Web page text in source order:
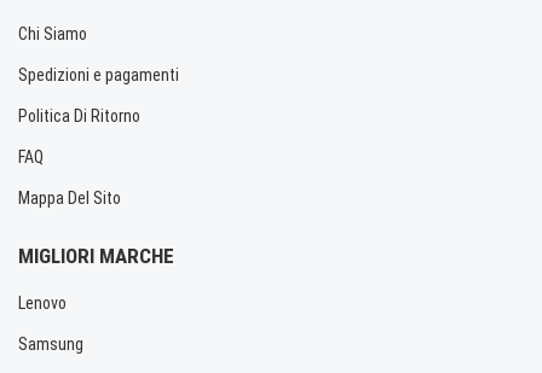
Chi Siamo
Spedizioni e pagamenti
Politica Di Ritorno
FAQ
Mappa Del Sito
MIGLIORI MARCHE
Lenovo
Samsung